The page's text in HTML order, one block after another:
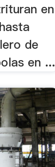
en
de
en ...